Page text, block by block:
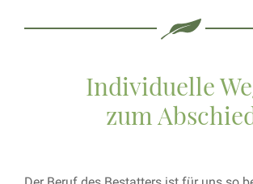
Individuelle
zum